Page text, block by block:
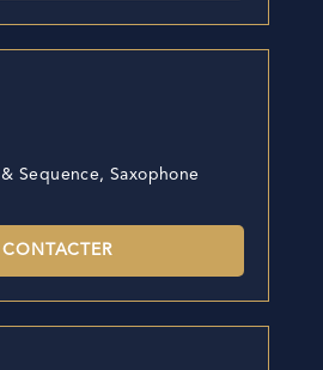
Sequence, Saxophone
CONTACTER